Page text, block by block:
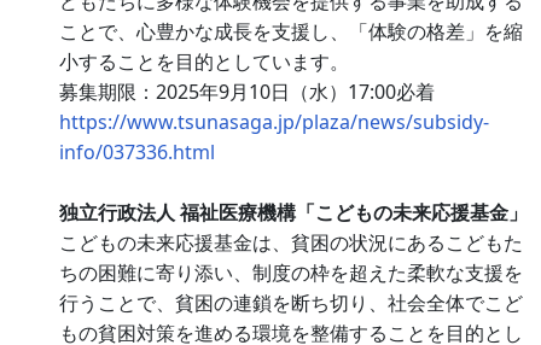
ことで、心豊かな成長を支援し、「体験の格差」を縮
小することを目的としています。
募集期限：2025年9月10日（水）17:00必着
https://www.tsunasaga.jp/plaza/news/subsidy-
info/037336.html
独立行政法人 福祉医療機構「こどもの未来応援基金」
こどもの未来応援基金は、貧困の状況にあるこどもた
ちの困難に寄り添い、制度の枠を超えた柔軟な支援を
行うことで、貧困の連鎖を断ち切り、社会全体でこど
もの貧困対策を進める環境を整備することを目的とし